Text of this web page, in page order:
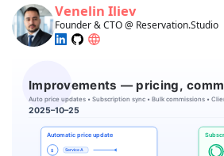
Venelin Iliev
Founder & CTO @ Reservation.Studio